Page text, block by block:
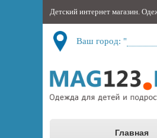
Детский интернет магазин.
Ваш город: "
Главная